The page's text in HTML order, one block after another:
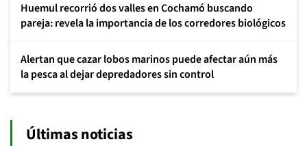
Huemul recorrió dos valles en Cochamó buscando
pareja: revela la importancia de los corredores biológicos
Alertan que cazar lobos marinos puede afectar aún más
la pesca al dejar depredadores sin control
Últimas noticias